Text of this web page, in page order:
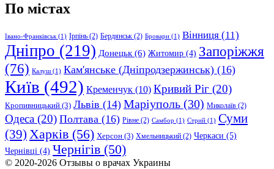
По містах
Івано-Франківськ(1) Ірпінь (2) Бердянськ (2) Бровари (1) Вінниця (11)
Дніпро (219) Донецьк(6) Житомир (4) Запоріжжя
(76) Калуш(1) Кам'янське (Дніпродзержинськ) (16)
Київ (492) Кременчук (10) Кривий Ріг (20)
Кропивницький (3) Львів (14) Маріуполь (30) Миколаїв (2)
Одеса (20) Полтава (16) Рівне (2) Самбор (1) Стрий (1) Суми
(39) Харків (56) Херсон (3) Хмельницький (2) Черкаси (5)
Чернівці (4) Чернігів (50)
© 2020-2026 Отзывы о врачах Украины